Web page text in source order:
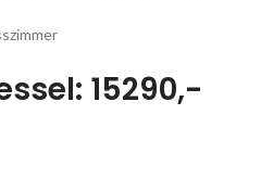
15290,-